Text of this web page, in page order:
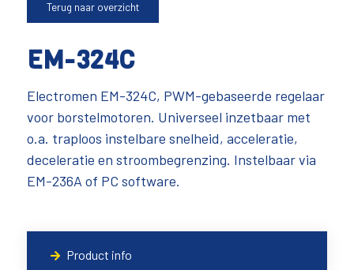
Terug naar overzicht
EM-324C
Electromen EM-324C, PWM-gebaseerde regelaar
voor borstelmotoren. Universeel inzetbaar met
o.a. traploos instelbare snelheid, acceleratie,
deceleratie en stroombegrenzing. Instelbaar via
EM-236A of PC software.
Product info